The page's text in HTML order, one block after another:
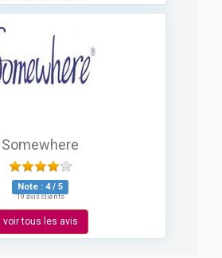
Somewhere
Note : 4/ 5
19 avis clients
voir tous les avis